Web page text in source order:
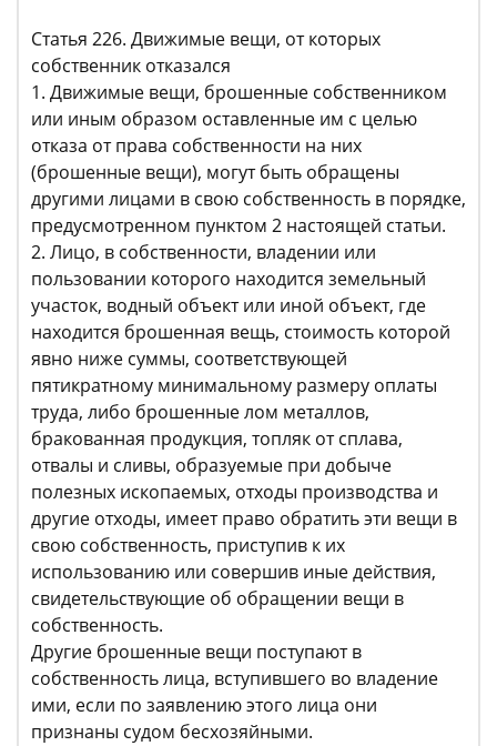
Статья 226. Движимые вещи, от которых
собственник отказался
1. Движимые вещи, брошенные собственником
или иным образом оставленные им с целью
отказа от права собственности на них
(брошенные вещи), могут быть обращены
другими лицами в свою собственность в порядке,
предусмотренном пунктом 2 настоящей статьи.
2. Лицо, в собственности, владении или
пользовании которого находится земельный
участок, водный объект или иной объект, где
находится брошенная вещь, стоимость которой
явно ниже суммы, соответствующей
пятикратному минимальному размеру оплаты
труда, либо брошенные лом металлов,
бракованная продукция, топляк от сплава,
отвалы и сливы, образуемые при добыче
полезных ископаемых, отходы производства и
другие отходы, имеет право обратить эти вещи в
свою собственность, приступив к их
использованию или совершив иные действия,
свидетельствующие об обращении вещи в
собственность.
Другие брошенные вещи поступают в
собственность лица, вступившего во владение
ими, если по заявлению этого лица они
признаны судом бесхозяйными.